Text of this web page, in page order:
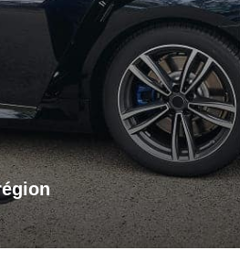
inter-région
je vous propose un service
fiable et confortable. Que ce soit
ou professionnelles,
adapté à vos besoins,
sûrs et sur mesure.